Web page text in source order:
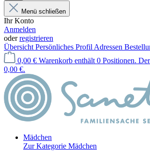
Menü schließen
Ihr Konto
Anmelden
oderregistrieren
Übersicht Persönliches Profil Adressen
0,00 € Warenkorb enthält 0 Positionen.
0,00 €.
Mädchen
Zur Kategorie Mädchen